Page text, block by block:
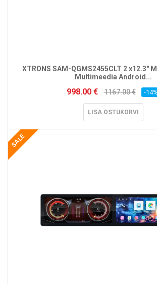
XTRONS SAM-QGMS2455CLT 2 x12.3"
Multimeedia Android...
998.00 € 1167.00 € -14%
LISA OSTUKORVI
SALE